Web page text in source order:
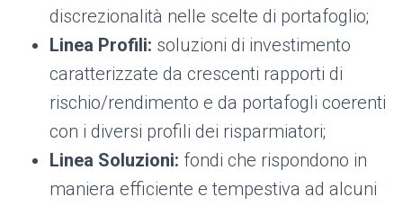
discrezionalità nelle scelte di portafoglio;
Linea Profili: soluzioni di investimento
caratterizzate da crescenti rapporti di
rischio/rendimento e da portafogli coerenti
con i diversi profili dei risparmiatori;
Linea Soluzioni: fondi che rispondono in
maniera efficiente e tempestiva ad alcuni